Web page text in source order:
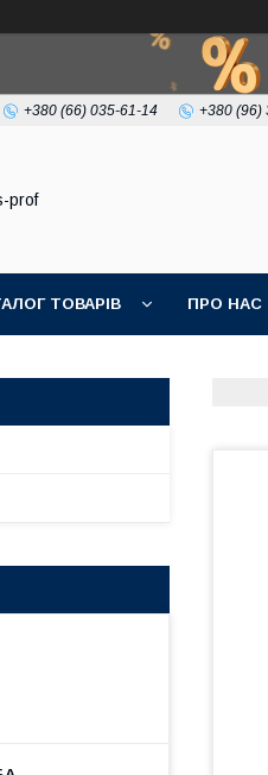
+380 (66) 035-61-14 +380 (96)
prof
ТОВАРІВ ПРО НАС